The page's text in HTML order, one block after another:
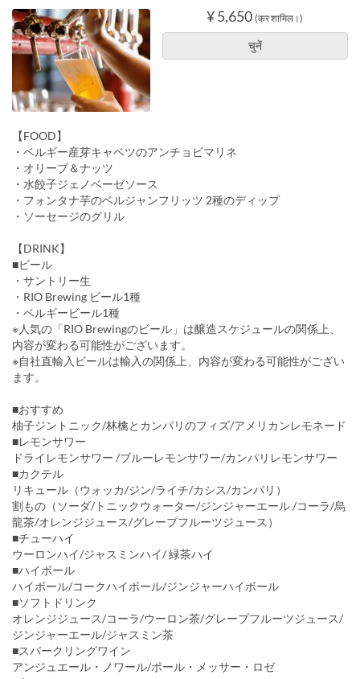
¥ 5,650 (कर शामिल।)
चुनें
【FOOD】
・ベルギー産芽キャベツのアンチョビマリネ
・オリーブ＆ナッツ
・水餃子ジェノベーゼソース
・フォンタナ芋のベルジャンフリッツ 2種のディップ
・ソーセージのグリル
【DRINK】
■ビール
・サントリー生
・RIO Brewing ビール1種
・ベルギービール1種
※人気の「RIO Brewingのビール」は醸造スケジュールの関係上、
内容が変わる可能性がございます。
※自社直輸入ビールは輸入の関係上、内容が変わる可能性がござい
ます。
■おすすめ
柚子ジントニック/林檎とカンパリのフィズ/アメリカンレモネード
■レモンサワー
ドライレモンサワー /ブルーレモンサワー/カンパリレモンサワー
■カクテル
リキュール（ウォッカ/ジン/ライチ/カシス/カンパリ）
割もの（ソーダ/トニックウォーター/ジンジャーエール /コーラ/烏
龍茶/オレンジジュース/グレープフルーツジュース）
■チューハイ
ウーロンハイ/ジャスミンハイ/ 緑茶ハイ
■ハイボール
ハイボール/コークハイボール/ジンジャーハイボール
■ソフトドリンク
オレンジジュース/コーラ/ウーロン茶/グレープフルーツジュース/
ジンジャーエール/ジャスミン茶
■スパークリングワイン
アンジュエール・ノワール/ポール・メッサー・ロゼ